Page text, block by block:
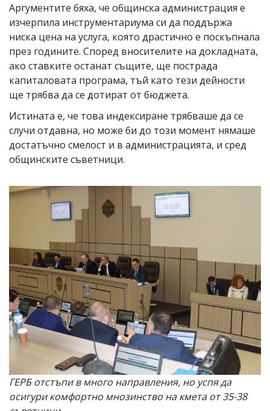
Аргументите бяха, че общинска администрация е
изчерпила инструментариума си да поддържа
ниска цена на услуга, която драстично е поскъпнала
през годините. Според вносителите на докладната,
ако ставките останат същите, ще пострада
капиталовата програма, тъй като тези дейности
ще трябва да се дотират от бюджета.
Истината е, че това индексиране трябваше да се
случи отдавна, но може би до този момент нямаше
достатъчно смелост и в администрацията, и сред
общинските съветници.
ГЕРБ отстъпи в много направления, но успя да
осигури комфортно мнозинство на кмета от 35-38